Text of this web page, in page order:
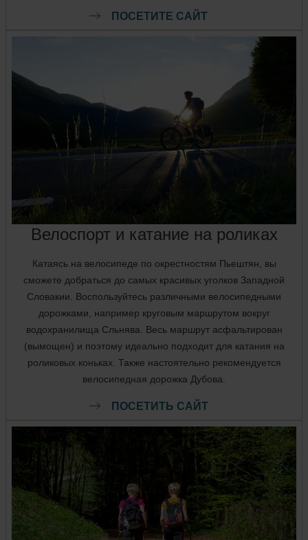
ПОСЕТИТЕ САЙТ
Велоспорт и катание на роликах
Катаясь на велосипеде по окрестностям Пьештян, вы
сможете добраться до самых красивых уголков Западной
Словакии. Воспользуйтесь различными велосипедными
дорожками, например круговым маршрутом вокруг
водохранилища Сльнява. Весь маршрут асфальтирован
(вымощен) и поэтому идеально подходит для катания на
роликовых коньках. Также настоятельно рекомендуется
велосипедная дорожка Дубова.
ПОСЕТИТЬ САЙТ